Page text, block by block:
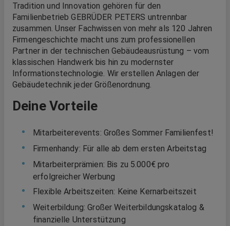
Tradition und Innovation gehören für den
Familienbetrieb GEBRÜDER PETERS untrennbar
zusammen. Unser Fachwissen von mehr als 120 Jahren
Firmengeschichte macht uns zum professionellen
Partner in der technischen Gebäudeausrüstung – vom
klassischen Handwerk bis hin zu modernster
Informationstechnologie. Wir erstellen Anlagen der
Gebäudetechnik jeder Größenordnung.
Deine Vorteile
Mitarbeiterevents: Großes Sommer Familienfest!
Firmenhandy: Für alle ab dem ersten Arbeitstag
Mitarbeiterprämien: Bis zu 5.000€ pro
erfolgreicher Werbung
Flexible Arbeitszeiten: Keine Kernarbeitszeit
Weiterbildung: Großer Weiterbildungskatalog &
finanzielle Unterstützung